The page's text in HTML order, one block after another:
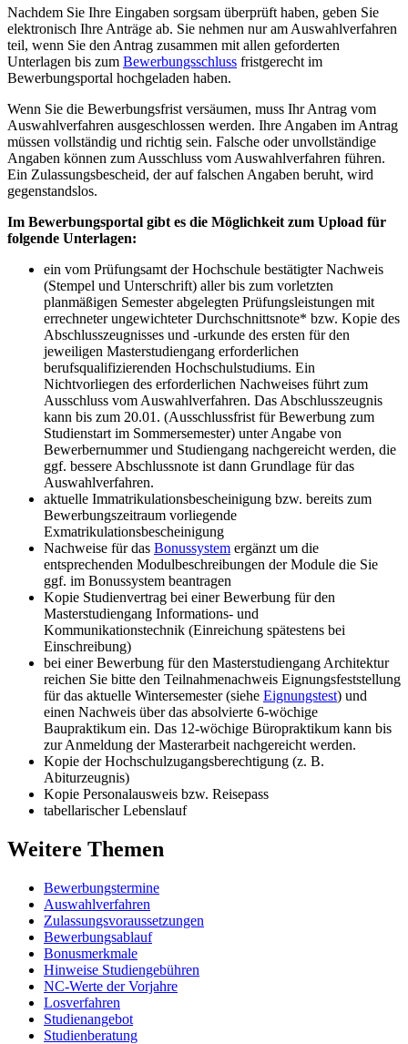
Nachdem Sie Ihre Eingaben sorgsam überprüft haben, geben Sie
elektronisch Ihre Anträge ab. Sie nehmen nur am Auswahlverfahren
teil, wenn Sie den Antrag zusammen mit allen geforderten
Unterlagen bis zum Bewerbungsschluss fristgerecht im
Bewerbungsportal hochgeladen haben.
Wenn Sie die Bewerbungsfrist versäumen, muss Ihr Antrag vom
Auswahlverfahren ausgeschlossen werden. Ihre Angaben im Antrag
müssen vollständig und richtig sein. Falsche oder unvollständige
Angaben können zum Ausschluss vom Auswahlverfahren führen.
Ein Zulassungsbescheid, der auf falschen Angaben beruht, wird
gegenstandslos.
Im Bewerbungsportal gibt es die Möglichkeit zum Upload für
folgende Unterlagen:
ein vom Prüfungsamt der Hochschule bestätigter Nachweis
(Stempel und Unterschrift) aller bis zum vorletzten
planmäßigen Semester abgelegten Prüfungsleistungen mit
errechneter ungewichteter Durchschnittsnote* bzw. Kopie des
Abschlusszeugnisses und -urkunde des ersten für den
jeweiligen Masterstudiengang erforderlichen
berufsqualifizierenden Hochschulstudiums. Ein
Nichtvorliegen des erforderlichen Nachweises führt zum
Ausschluss vom Auswahlverfahren. Das Abschlusszeugnis
kann bis zum 20.01. (Ausschlussfrist für Bewerbung zum
Studienstart im Sommersemester) unter Angabe von
Bewerbernummer und Studiengang nachgereicht werden, die
ggf. bessere Abschlussnote ist dann Grundlage für das
Auswahlverfahren.
aktuelle Immatrikulationsbescheinigung bzw. bereits zum
Bewerbungszeitraum vorliegende
Exmatrikulationsbescheinigung
Nachweise für das Bonussystem ergänzt um die
entsprechenden Modulbeschreibungen der Module die Sie
ggf. im Bonussystem beantragen
Kopie Studienvertrag bei einer Bewerbung für den
Masterstudiengang Informations- und
Kommunikationstechnik (Einreichung spätestens bei
Einschreibung)
bei einer Bewerbung für den Masterstudiengang Architektur
reichen Sie bitte den Teilnahmenachweis Eignungsfeststellung
für das aktuelle Wintersemester (siehe Eignungstest) und
einen Nachweis über das absolvierte 6-wöchige
Baupraktikum ein. Das 12-wöchige Büropraktikum kann bis
zur Anmeldung der Masterarbeit nachgereicht werden.
Kopie der Hochschulzugangsberechtigung (z. B.
Abiturzeugnis)
Kopie Personalausweis bzw. Reisepass
tabellarischer Lebenslauf
Weitere Themen
Bewerbungstermine
Auswahlverfahren
Zulassungsvoraussetzungen
Bewerbungsablauf
Bonusmerkmale
Hinweise Studiengebühren
NC-Werte der Vorjahre
Losverfahren
Studienangebot
Studienberatung